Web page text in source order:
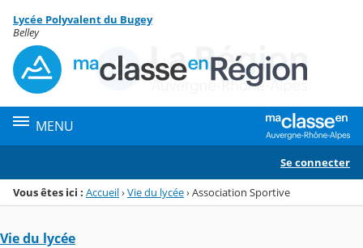
Menu de la rubrique
Contenu
Lycée Polyvalent du Bugey
Belley
MENU
Se connecter
Vous êtes ici : Accueil›Vie du lycée›Association Sportive
Vie du lycée